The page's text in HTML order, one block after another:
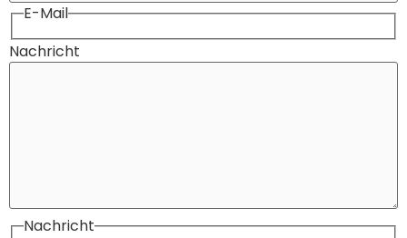
E-Mail
Nachricht
Nachricht